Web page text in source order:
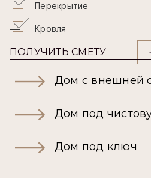
Перекрытие
Кровля
ПОЛУЧИТЬ СМЕТУ
Дом с внешней
Дом под
Дом под ключ